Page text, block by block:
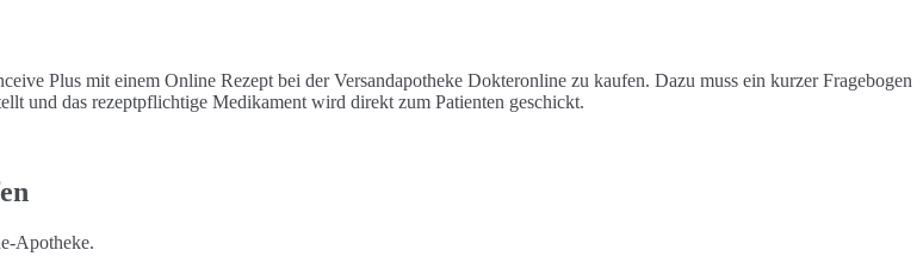
Plus mit einem Online Rezept bei der Versandapotheke Dokteronline zu kaufen. Dazu muss ein kurzer Fragebogen
und das rezeptpflichtige Medikament wird direkt zum Patienten geschickt.
Apotheke.